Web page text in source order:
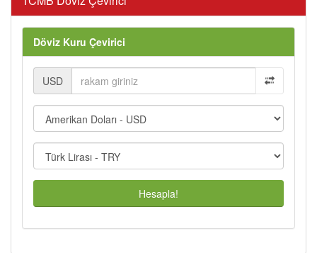
Döviz Kuru Çevirici
USD
Hesapla!